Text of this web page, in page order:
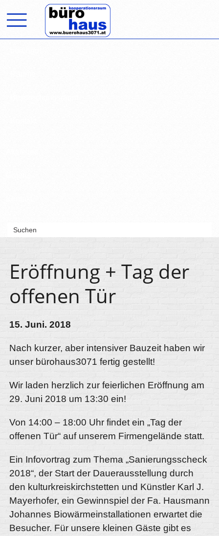

Eröffnung + Tag der
offenen Tür
15. Juni. 2018
Nach kurzer, aber intensiver Bauzeit haben wir
unser bürohaus3071 fertig gestellt!
Wir laden herzlich zur feierlichen Eröffnung am
29. Juni 2018 um 13:30 ein!
Von 14:00 – 18:00 Uhr findet ein „Tag der
offenen Tür“ auf unserem Firmengelände statt.
Ein Infovortrag zum Thema „Sanierungsscheck
2018“, der Start der Dauerausstellung durch
den kulturkreiskirchstetten und Künstler Karl J.
Mayerhofer, ein Gewinnspiel der Fa. Hausmann
Johannes Biowärmeinstallationen erwartet die
Besucher. Für unsere kleinen Gäste gibt es